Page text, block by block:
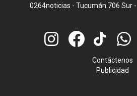
0264noticias - Tucumán 706 Sur
Contáctenos
Publicidad